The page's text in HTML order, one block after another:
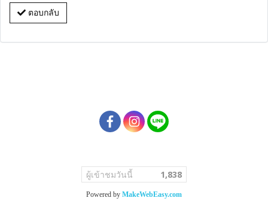
ตอบกลับ
ผู้เข้าชมวันนี้ 1,838
Powered by MakeWebEasy.com